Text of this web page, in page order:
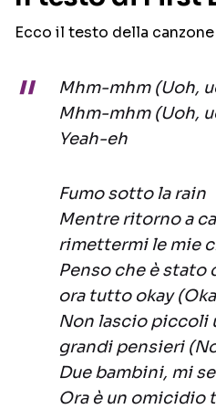
Ecco il testo della canzone
Mhm-mhm (Uoh,
Mhm-mhm (Uoh,
Yeah-eh
Fumo sotto la rain
Mentre ritorno a
rimettermi le mie
Penso che è stato
ora tutto okay
Non lascio piccoli
grandi pensieri
Due bambini, mi
Ora è un omicidio